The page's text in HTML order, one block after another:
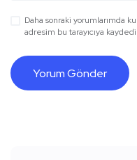
Daha sonraki yorumlarımda
adresim bu tarayıcıya